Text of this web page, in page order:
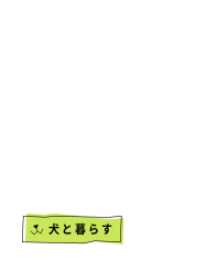
犬と暮らす